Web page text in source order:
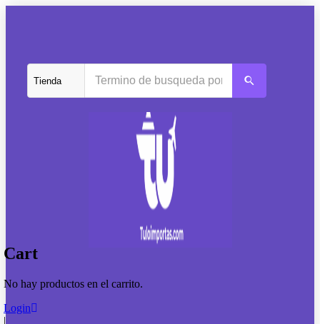
Cart
No hay productos en el carrito.
Login
|